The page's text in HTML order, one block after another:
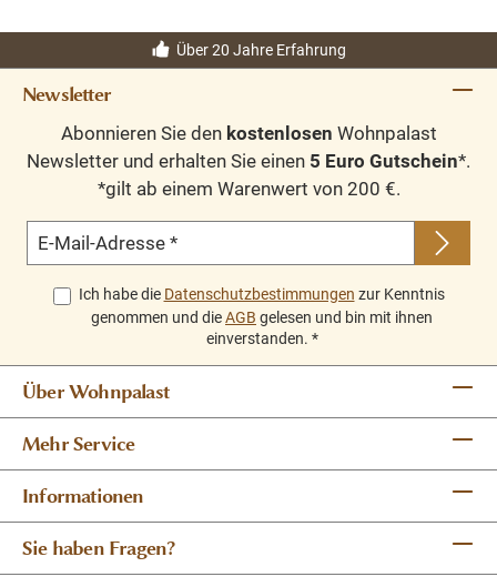
und 8 Oberflächen (lackiert/gewachst/natur usw.) -
Andere Abmessungen und Sonderanfertigungen sind
möglich.Bitte Fragen Sie uns.
Über 20 Jahre Erfahrung
Newsletter
Abonnieren Sie den kostenlosen Wohnpalast
Newsletter und erhalten Sie einen 5 Euro Gutschein*.
*gilt ab einem Warenwert von 200 €.
E-Mail-Adresse *
Ich habe die Datenschutzbestimmungen zur Kenntnis
genommen und dieAGB gelesen und bin mit ihnen
einverstanden. *
Über Wohnpalast
Mehr Service
Informationen
Sie haben Fragen?